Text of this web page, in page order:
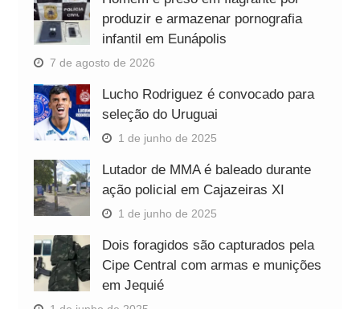
produzir e armazenar pornografia
infantil em Eunápolis
7 de agosto de 2026
Lucho Rodriguez é convocado para
seleção do Uruguai
1 de junho de 2025
Lutador de MMA é baleado durante
ação policial em Cajazeiras XI
1 de junho de 2025
Dois foragidos são capturados pela
Cipe Central com armas e munições
em Jequié